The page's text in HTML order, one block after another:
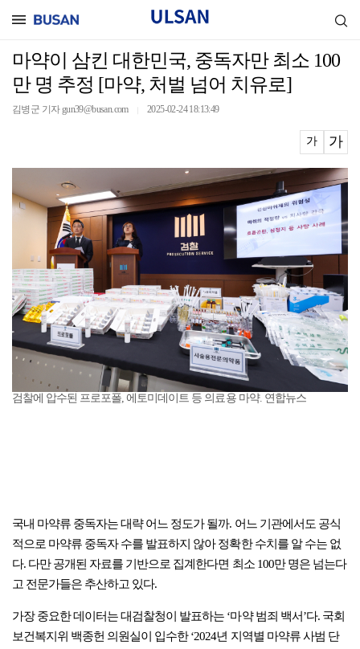
마약이 삼킨 대한민국, 중독자만 최소 100
만 명 추정 [마약, 처벌 넘어 치유로]
김병군 기자 gun39@busan.com 2025-02-24 18:13:49
가 가
검찰에 압수된 프로포폴, 에토미데이트 등 의료용 마약. 연합뉴스
국내 마약류 중독자는 대략 어느 정도가 될까. 어느 기관에서도 공식
적으로 마약류 중독자 수를 발표하지 않아 정확한 수치를 알 수는 없
다. 다만 공개된 자료를 기반으로 집계한다면 최소 100만 명은 넘는다
고 전문가들은 추산하고 있다.
가장 중요한 데이터는 대검찰청이 발표하는 ‘마약 범죄 백서’다. 국회
보건복지위 백종헌 의원실이 입수한 ‘2024년 지역별 마약류 사범 단